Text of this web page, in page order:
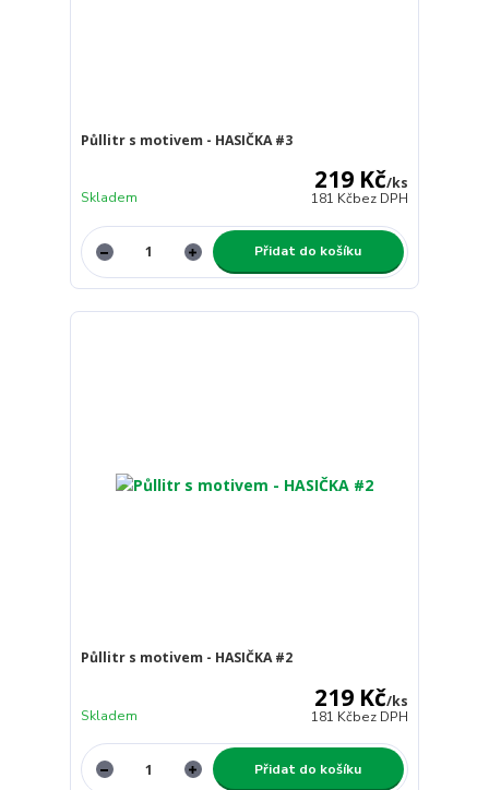
Půllitr s motivem - HASIČKA #3
219 Kč/ks
181 Kčbez DPH
Skladem
Přidat do košíku
Půllitr s motivem - HASIČKA #2
219 Kč/ks
181 Kčbez DPH
Skladem
Přidat do košíku